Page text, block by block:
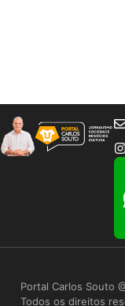
Portal Carlos Souto
Todos os direitos